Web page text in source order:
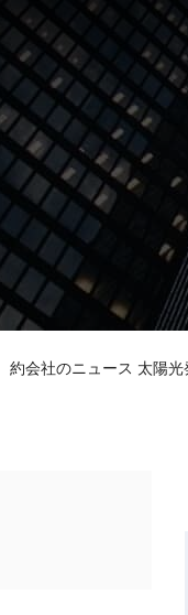
約会社のニュース 太陽